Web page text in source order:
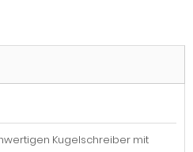
Kugelschreiber mit